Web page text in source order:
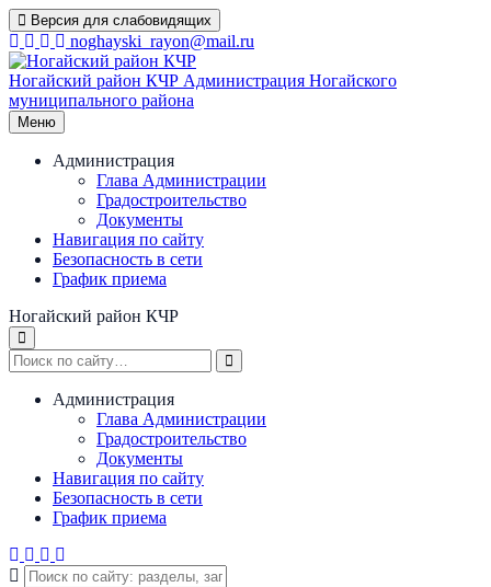
Перейти
к
содержимому
Версия для слабовидящих
noghayski_rayon@mail.ru
Ногайский район КЧР Администрация Ногайского
муниципального района
Меню
Администрация
Глава Администрации
Градостроительство
Документы
Навигация по сайту
Безопасность в сети
График приема
Ногайский район КЧР
Администрация
Глава Администрации
Градостроительство
Документы
Навигация по сайту
Безопасность в сети
График приема